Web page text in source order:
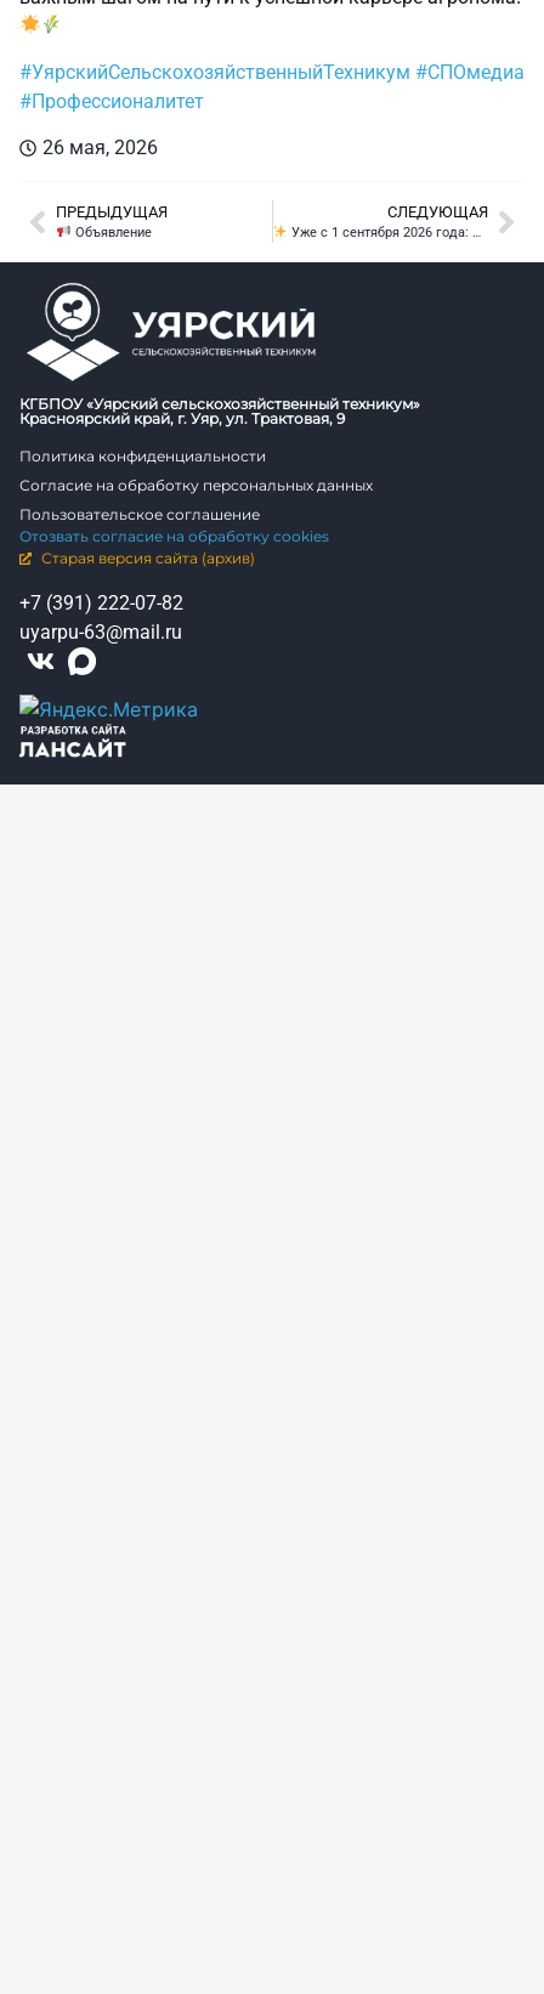
#УярскийСельскохозяйственныйТехникум #СПОмедиа
#Профессионалитет
26 мая, 2026
ПРЕДЫДУЩАЯ
Объявление
СЛЕДУЮЩАЯ
Уже с 1 сентября 2026 года: результаты демонстрационного экзамена = результаты независимой оценки квалификации
КГБПОУ «Уярский сельскохозяйственный техникум»
Красноярский край, г. Уяр, ул. Трактовая, 9
Политика конфиденциальности
Согласие на обработку персональных данных
Пользовательское соглашение
Отозвать согласие на обработку cookies
Старая версия сайта (архив)
+7 (391) 222-07-82
uyarpu-63@mail.ru